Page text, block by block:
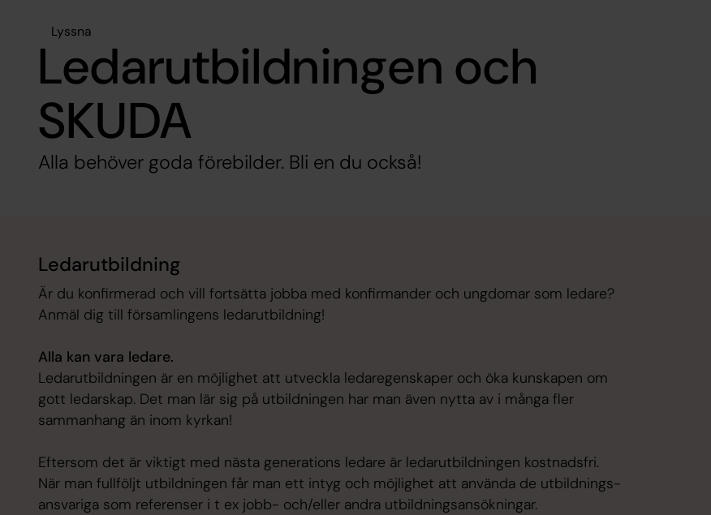
Lyssna
Ledarutbildningen och
SKUDA
Alla behöver goda förebilder. Bli en du också!
Ledarutbildning
Är du konfirmerad och vill fortsätta jobba med konfirmander och ungdomar som ledare?
Anmäl dig till församlingens ledarutbildning!
Alla kan vara ledare.
Ledarutbildningen är en möjlighet att utveckla ledaregenskaper och öka kunskapen om
gott ledarskap. Det man lär sig på utbildningen har man även nytta av i många fler
sammanhang än inom kyrkan!
Eftersom det är viktigt med nästa generations ledare är ledarutbildningen kostnadsfri.
När man fullföljt utbildningen får man ett intyg och möjlighet att använda de utbildnings-
ansvariga som referenser i t ex jobb- och/eller andra utbildningsansökningar.